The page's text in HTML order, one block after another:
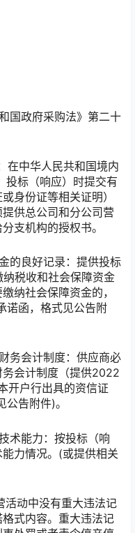
国政府采购法》第二十
在中华人民共和国境内
投标（响应）时提交有
身份证等相关证明）
供总公司和分公司营
支机构的授权书。
的良好记录：提供投标
税收和社会保障资金
纳社会保障资金的，
诺函，格式见公告附
务会计制度：供应商必
会计制度（提供2022
开户行出具的资信证
告附件)。
术能力：按投标（响
力情况。(或提供相关
活动中没有重大违法记
式内容。重大违法记